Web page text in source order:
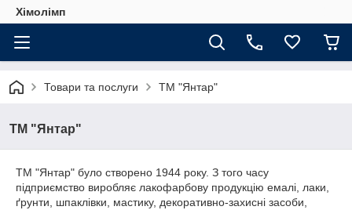
Хімолімп
Товари та послуги ТМ "Янтар"
ТМ "Янтар"
ТМ "Янтар" було створено 1944 року. З того часу
підприємство виробляє лакофарбову продукцію емалі, лаки,
ґрунти, шпаклівки, мастику, декоративно-захисні засоби,